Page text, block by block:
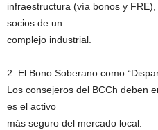
infraestructura (vía bonos y
socios de un
complejo industrial.
2. El Bono Soberano como
Los consejeros del BCCh deben
es el activo
más seguro del mercado local.